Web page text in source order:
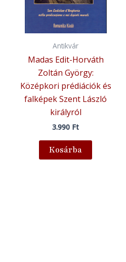
Antikvár
Madas Edit-Horváth
Zoltán György:
Középkori prédiációk és
falképek Szent László
királyról
3.990 Ft
Kosárba